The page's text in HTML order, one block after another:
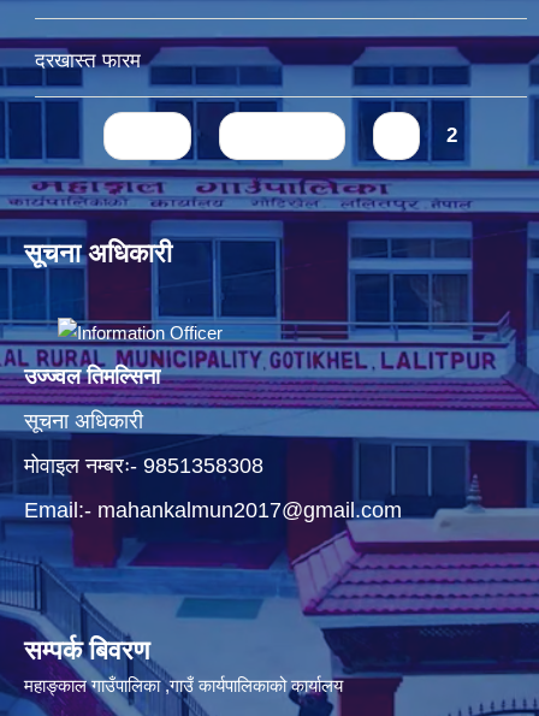
दरखास्त फारम
Pages 2
सूचना अधिकारी
उज्ज्वल तिमल्सिना
सूचना अधिकारी
मोवाइल नम्बरः- 9851358308
Email:- mahankalmun2017@gmail.com
सम्पर्क बिवरण
महाङ्काल गाउँपालिका ,गाउँ कार्यपालिकाको कार्यालय